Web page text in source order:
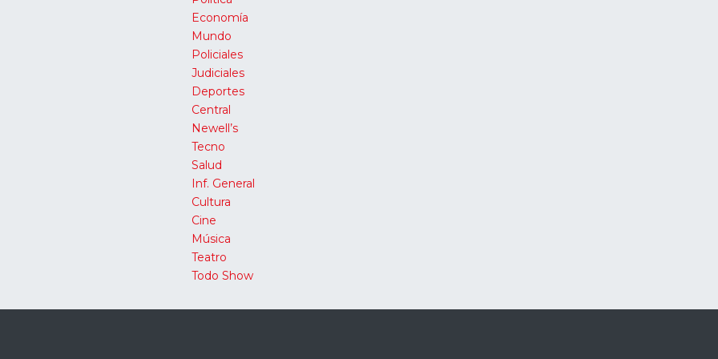
Economía
Mundo
Policiales
Judiciales
Deportes
Central
Newell’s
Tecno
Salud
Inf. General
Cultura
Cine
Música
Teatro
Todo Show